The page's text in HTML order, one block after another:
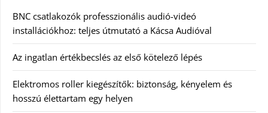
BNC csatlakozók professzionális audió-videó
installációkhoz: teljes útmutató a Kácsa Audióval
Az ingatlan értékbecslés az első kötelező lépés
Elektromos roller kiegészítők: biztonság, kényelem és
hosszú élettartam egy helyen